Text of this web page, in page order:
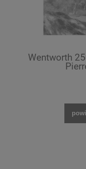
Wentworth